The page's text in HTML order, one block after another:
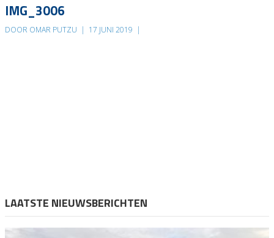
IMG_3006
DOOR OMAR PUTZU | 17 JUNI 2019 |
LAATSTE NIEUWSBERICHTEN